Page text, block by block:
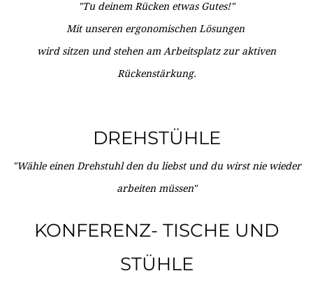
"Tu deinem Rücken etwas Gutes!"
Mit unseren ergonomischen Lösungen
wird sitzen und stehen am Arbeitsplatz zur aktiven
Rückenstärkung.
DREHSTÜHLE
"Wähle einen Drehstuhl den du liebst und du wirst nie wieder
arbeiten müssen"
KONFERENZ- TISCHE UND
STÜHLE